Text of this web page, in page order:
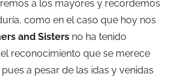
a los mayores y recordemos
como en el caso que hoy nos
and Sisters no ha tenido
reconocimiento que se merece
a pesar de las idas y venidas